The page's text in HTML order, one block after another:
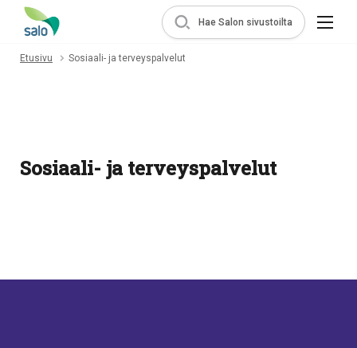
Hae Salon sivustoilta
Etusivu Sosiaali- ja terveyspalvelut
Sosiaali- ja terveyspalvelut